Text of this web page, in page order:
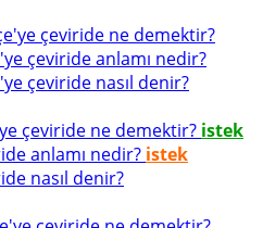
çeviride ne demektir?
çeviride anlamı nedir?
çeviride nasıl denir?
çeviride ne demektir? istek
anlamı nedir? istek
nasıl denir?